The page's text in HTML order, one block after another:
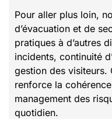
Pour aller plus loin,
d’évacuation et de
pratiques à d’autres
incidents, continuité
gestion des visiteurs.
renforce la
management des
quotidien.